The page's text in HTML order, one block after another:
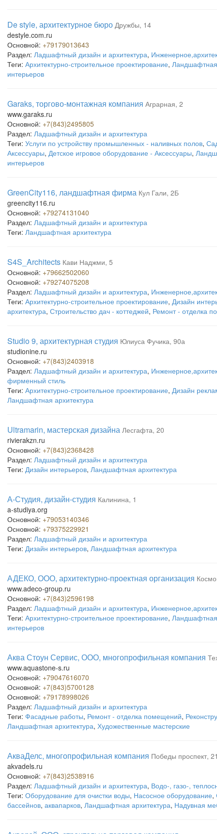
De style, архитектурное бюро Дружбы, 14
destyle.com.ru
Основной: +79179013643
Раздел: Ладшафтный дизайн и архитектура,
Теги: Архитектурно-строительное проектирование, Ландшафтная
интерьеров
Garaks, торгово-монтажная компания Аграрная, 2
www.garaks.ru
Основной: +7(843)2495805
Раздел: Ладшафтный дизайн и архитектура
Теги: Услуги по устройству промышленных - наливных полов,
Аксессуары, Детское игровое оборудование - Аксессуары,
интерьеров
GreenCity116, ландшафтная фирма Кул Гали, 2Б
greencity116.ru
Основной: +79274131040
Раздел: Ладшафтный дизайн и архитектура
Теги: Ландшафтная архитектура
S4S_Architects Кави Наджми, 5
Основной: +79662502060
Основной: +79274075208
Раздел: Ладшафтный дизайн и архитектура,
Теги: Архитектурно-строительное проектирование, Дизайн
архитектура, Строительство дач - коттеджей, Ремонт - отделка
Studio 9, архитектурная студия Юлиуса Фучика, 90а
studionine.ru
Основной: +7(843)2403918
Раздел: Ладшафтный дизайн и архитектура,
фирменный стиль
Теги: Архитектурно-строительное проектирование, Дизайн
Ландшафтная архитектура
Ultramarin, мастерская дизайна Лесгафта, 20
rivierakzn.ru
Основной: +7(843)2368428
Раздел: Ладшафтный дизайн и архитектура
Теги: Дизайн интерьеров, Ландшафтная архитектура
А-Студия, дизайн-студия Калинина, 1
a-studiya.org
Основной: +79053140346
Основной: +79375229921
Раздел: Ладшафтный дизайн и архитектура
Теги: Дизайн интерьеров, Ландшафтная архитектура
АДЕКО, ООО, архитектурно-проектная организация
www.adeco-group.ru
Основной: +7(843)2596198
Раздел: Ладшафтный дизайн и архитектура,
Теги: Архитектурно-строительное проектирование, Ландшафтная
интерьеров
Аква Стоун Сервис, ООО, многопрофильная компания
www.aquastone-s.ru
Основной: +79047616070
Основной: +7(843)5700128
Основной: +79178998026
Раздел: Ладшафтный дизайн и архитектура
Теги: Фасадные работы, Ремонт - отделка помещений,
Ландшафтная архитектура, Художественные мастерские
АкваДелс, многопрофильная компания Победы проспект,
akvadels.ru
Основной: +7(843)2538916
Раздел: Ладшафтный дизайн и архитектура, Водо-, газо-,
Теги: Оборудование для очистки воды, Насосное оборудование,
бассейнов, аквапарков, Ландшафтная архитектура, Надувная